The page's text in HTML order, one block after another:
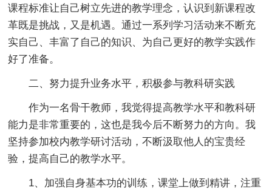
课程标准让自己树立先进的教学理念，认识到新课程改
革既是挑战，又是机遇。通过一系列学习活动来不断充
实自己、丰富了自己的知识、为自己更好的教学实践作
好了准备。
二、努力提升业务水平，积极参与教科研实践
作为一名骨干教师，我觉得提高教学水平和教科研
能力是非常重要的，这也是我今后不断努力的方向。我
坚持参加校内教学研讨活动，不断汲取他人的宝贵经
验，提高自己的教学水平。
1、加强自身基本功的训练，课堂上做到精讲，注重